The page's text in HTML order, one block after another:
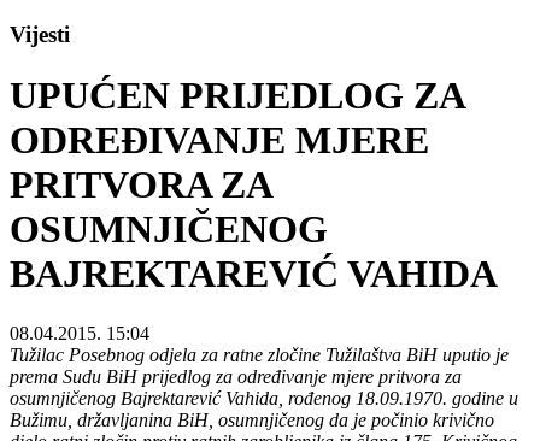
Vijesti
UPUĆEN PRIJEDLOG ZA
ODREĐIVANJE MJERE
PRITVORA ZA
OSUMNJIČENOG
BAJREKTAREVIĆ VAHIDA
08.04.2015. 15:04
Tužilac Posebnog odjela za ratne zločine Tužilaštva BiH uputio je
prema Sudu BiH prijedlog za određivanje mjere pritvora za
osumnjičenog Bajrektarević Vahida, rođenog 18.09.1970. godine u
Bužimu, državljanina BiH, osumnjičenog da je počinio krivično